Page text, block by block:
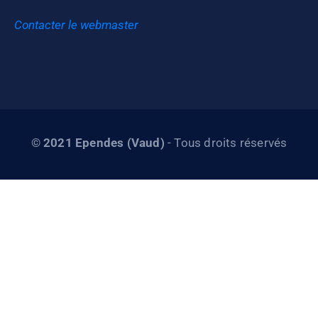
Contacter le webmaster
© 2021 Ependes (Vaud) - Tous droits réservés